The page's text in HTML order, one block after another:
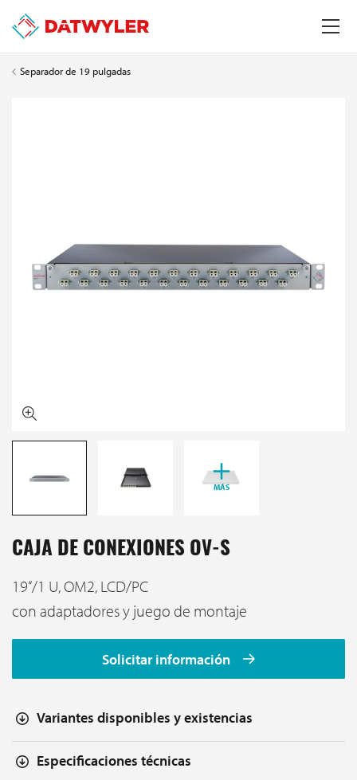
Separador de 19 pulgadas
MÁS
CAJA DE CONEXIONES OV-S
19‘‘/1 U, OM2, LCD/PC
con adaptadores y juego de montaje
Solicitar información
Variantes disponibles y existencias
Especificaciones técnicas